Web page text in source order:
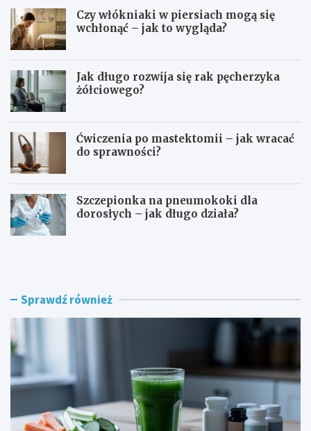
Czy włókniaki w piersiach mogą się
wchłonąć – jak to wygląda?
Jak długo rozwija się rak pęcherzyka
żółciowego?
Ćwiczenia po mastektomii – jak wracać
do sprawności?
Szczepionka na pneumokoki dla
dorosłych – jak długo działa?
T
i
e
r
o
n
–
I
o
r
a
i
a
a
Sprawdź również